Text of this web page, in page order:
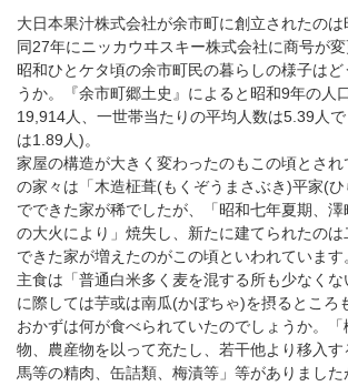
大日本果汁株式会社が余市町に創立されたのは
同27年にニッカウヰスキー株式会社に商号が変
昭和ひとケタ頃の余市町民の暮らしの様子はど
うか。『余市町郷土史』によると昭和9年の人
19,914人、一世帯当たりの平均人数は5.39人
は1.89人)。
家屋の構造が大きく変わったのもこの頃とさ
の家々は「木造柾葺(もくぞうまさぶき)平家(
でできた家が稀でしたが、「昭和七年夏期、
の大火により」焼失し、新たに建てられたの
できた家が増えたのがこの頃といわれています
主食は「普通白米多く麦を混する所も少なく
に際しては芋或は南瓜(かぼちゃ)を摂るところ
おかずは何が食べられていたのでしょうか。
物、農産物を以って充たし、若干他より移入
馬等の精肉、缶詰類、梅漬等」等がありまし